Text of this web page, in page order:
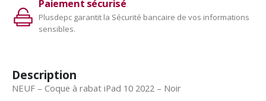
Paiement sécurisé
Plusdepc garantit la Sécurité bancaire de vos informations
sensibles.
Description
NEUF – Coque à rabat iPad 10 2022 – Noir